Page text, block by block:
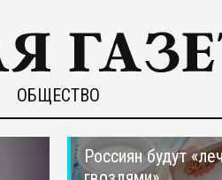
ОБЩЕСТВО
Россиян будут